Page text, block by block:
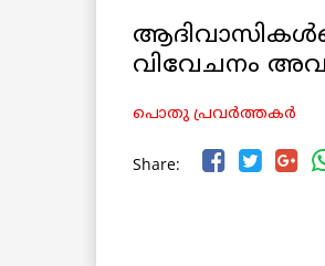
വിവേചനം
പൊതു പ്രവർത്തകർ
Share: